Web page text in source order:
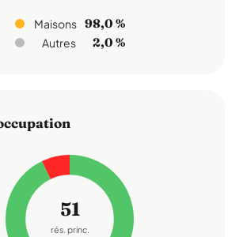
Maisons 98,0 %
Autres 2,0 %
51
rés. princ.